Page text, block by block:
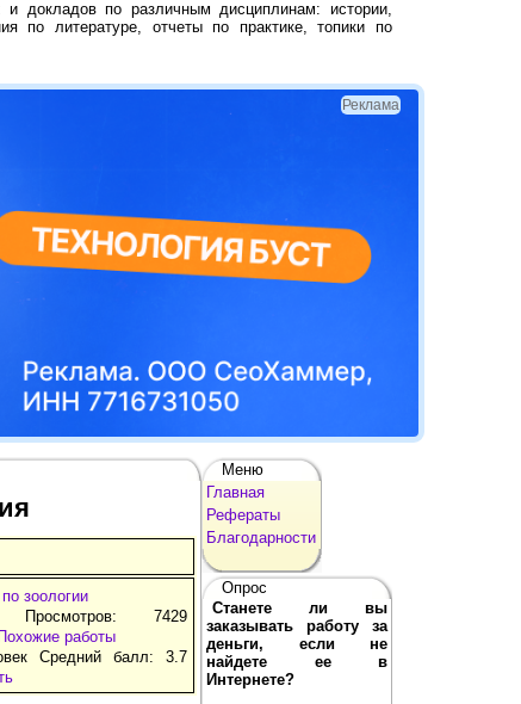
докладов по различным дисциплинам: истории,
по литературе, отчеты по практике, топики по
Реклама
зоологии
7429
работы
Средний балл: 3.7
Меню
Главная
Рефераты
Благодарности
Опрос
Станете ли вы
заказывать работу за
деньги, если не
найдете ее в
Интернете?